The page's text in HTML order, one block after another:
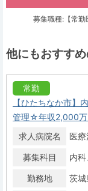
募集職種:【常
他にもおすす
常勤
【ひたちなか市】
管理☆年収2,000万
求人病院名
医
募集科目 内科
勤務地 茨